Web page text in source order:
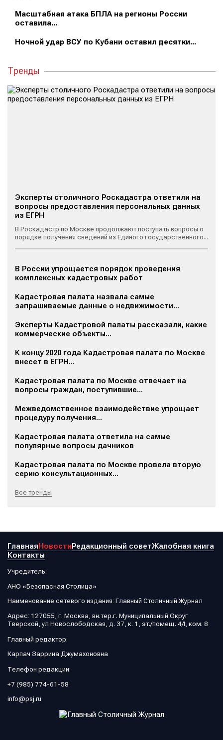
Масштабная атака БПЛА на регионы России
оставила...
Ночной удар ВСУ по Кубани оставил десятки...
Тренды
Эксперты столичного Роскадастра ответили на
вопросы предоставления персональных данных
из ЕГРН
В Роскадастр по Москве продолжают поступать вопросы о
порядке получения сведений из Единого государственного...
В России упрощается порядок проведения
комплексных кадастровых работ
Кадастровая палата назвала самые
запрашиваемые данные о недвижимости...
Эксперты Кадастровой палаты рассказали, какие
коммерческие объекты...
К концу 2020 года Кадастровая палата по Москве
внесет в ЕГРН...
Кадастровая палата по Москве отвечает на
вопросы граждан, поступившие...
Межведомственное взаимодействие упрощает
процедуру получения...
Кадастровая палата ответила на самые
популярные вопросы дачников
Кадастровая палата по Москве провела вторую
серию консультационных...
Все тренды
ГлавнаяНовостиРедакционный советЖалобная книга
Контакты
Учредитель:
АНО «Безопасная Столица»
Наименование сетевого издания: Главный Столичный Журнал
Адрес: 127055, г. Москва, вн.тер.г. Муниципальный Округ
Тверской, ул Новослободская, д. 37, к. 1, эт./помещ. 4/I, ком. 8
Главный редактор:
Карпач Заррина Джумахоновна
Телефон редакции:
+7 (985) 774-61-58
info@psj.ru